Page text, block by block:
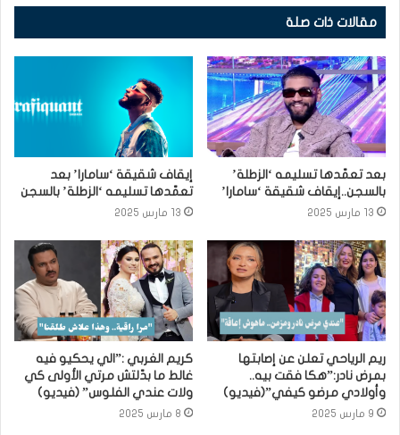
مقالات ذات صلة
بعد تعمّدها تسليمه ‘الزطلة’
بالسجن..إيقاف شقيقة ‘سامارا’
13 مارس 2025
إيقاف شقيقة ‘سامارا’ بعد
تعمّدها تسليمه ‘الزطلة’ بالسجن
13 مارس 2025
ريم الرياحي تعلن عن إصابتها
بمرض نادر:”هكا فقت بيه..
وأولادي مرضو كيفي”(فيديو)
9 مارس 2025
كريم الغربي :”الي يحكيو فيه
غالط ما بدّلتش مرتي الأولى كي
ولات عندي الفلوس” (فيديو)
8 مارس 2025